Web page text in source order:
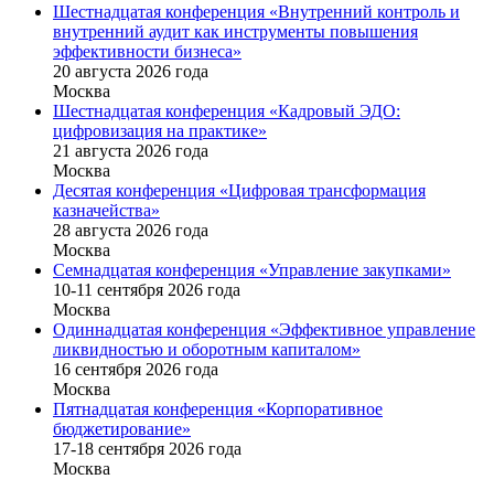
Шестнадцатая конференция «Внутренний контроль и
внутренний аудит как инструменты повышения
эффективности бизнеса»
20 августа 2026 года
Москва
Шестнадцатая конференция «Кадровый ЭДО:
цифровизация на практике»
21 августа 2026 года
Москва
Десятая конференция «Цифровая трансформация
казначейства»
28 августа 2026 года
Москва
Семнадцатая конференция «Управление закупками»
10-11 сентября 2026 года
Москва
Одиннадцатая конференция «Эффективное управление
ликвидностью и оборотным капиталом»
16 cентября 2026 года
Москва
Пятнадцатая конференция «Корпоративное
бюджетирование»
17-18 сентября 2026 года
Москва